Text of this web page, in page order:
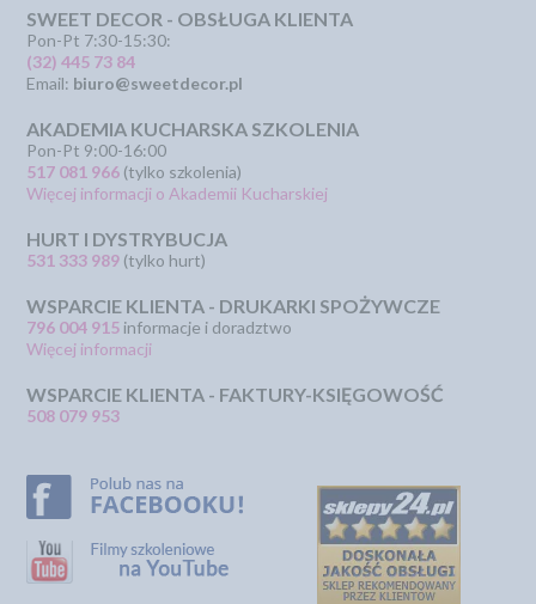
SWEET DECOR - OBSŁUGA KLIENTA
Pon-Pt 7:30-15:30:
(32) 445 73 84
Email: biuro@sweetdecor.pl
AKADEMIA KUCHARSKA SZKOLENIA
Pon-Pt 9:00-16:00
517 081 966 (tylko szkolenia)
Więcej informacji o Akademii Kucharskiej
HURT I DYSTRYBUCJA
531 333 989 (tylko hurt)
WSPARCIE KLIENTA - DRUKARKI SPOŻYWCZE
796 004 915 informacje i doradztwo
Więcej informacji
WSPARCIE KLIENTA - FAKTURY-KSIĘGOWOŚĆ
508 079 953